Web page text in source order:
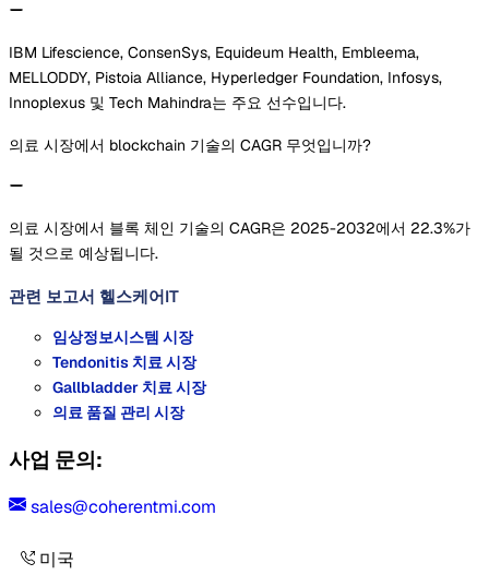
IBM Lifescience, ConsenSys, Equideum Health, Embleema,
MELLODDY, Pistoia Alliance, Hyperledger Foundation, Infosys,
Innoplexus 및 Tech Mahindra는 주요 선수입니다.
의료 시장에서 blockchain 기술의 CAGR 무엇입니까?
의료 시장에서 블록 체인 기술의 CAGR은 2025-2032에서 22.3%가
될 것으로 예상됩니다.
관련 보고서 헬스케어IT
임상정보시스템 시장
Tendonitis 치료 시장
Gallbladder 치료 시장
의료 품질 관리 시장
사업 문의:
sales@coherentmi.com
미국